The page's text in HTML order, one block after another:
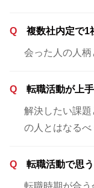
Q 複数社内定で1
会った人の人
Q 転職活動が上
解決したい課
の人とはなる
Q 転職活動で思
転職時期が合